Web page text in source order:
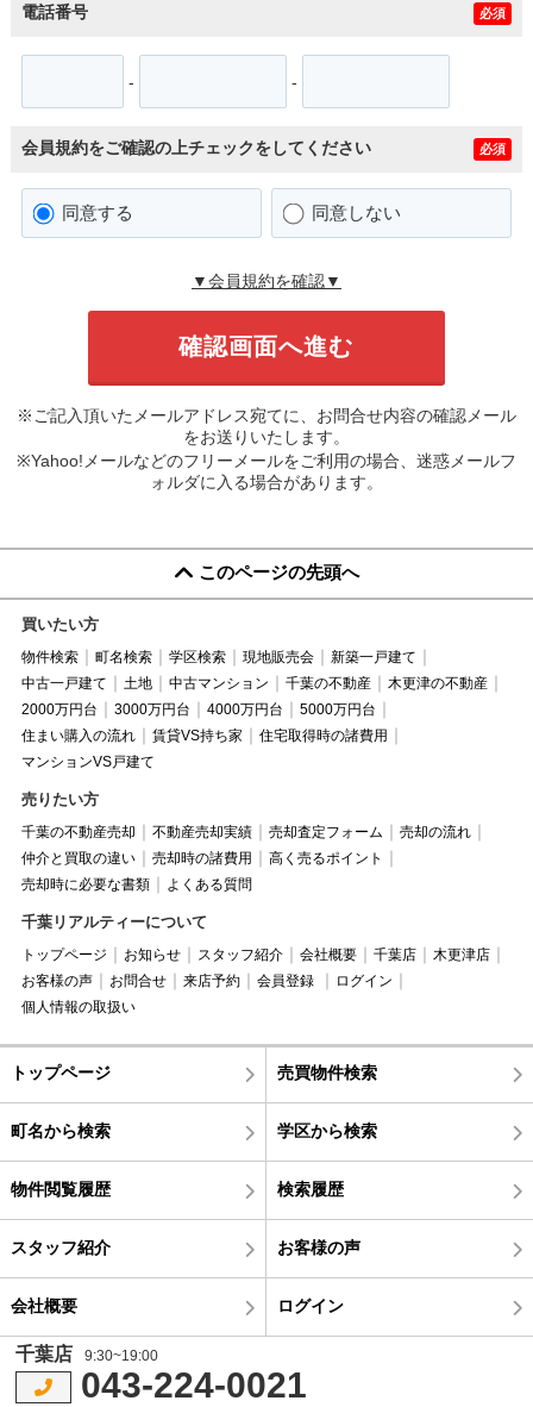
電話番号 必須
- -
会員規約をご確認の上チェックをしてください 必須
同意する 同意しない
▼会員規約を確認▼
※ご記入頂いたメールアドレス宛てに、お問合せ内容の確認メール
をお送りいたします。
※Yahoo!メールなどのフリーメールをご利用の場合、迷惑メールフ
ォルダに入る場合があります。
このページの先頭へ
買いたい方
物件検索 町名検索 学区検索 現地販売会
新築一戸建て
中古一戸建て
土地 中古マンション 千葉の不動産
木更津の不動産
2000万円台
3000万円台 4000万円台
5000万円台
住まい購入の流れ
賃貸VS持ち家
住宅取得時の諸費用
マンションVS戸建て
売りたい方
千葉の不動産売却 不動産売却実績 売却査定フォーム
売却の流れ
仲介と買取の違い
売却時の諸費用
高く売るポイント
売却時に必要な書類
よくある質問
千葉リアルティーについて
トップページ お知らせ スタッフ紹介 会社概要 千葉店
木更津店
お客様の声
お問合せ 来店予約 会員登録
ログイン
個人情報の取扱い
トップページ 売買物件検索
町名から検索 学区から検索
物件閲覧履歴 検索履歴
スタッフ紹介 お客様の声
会社概要 ログイン
千葉店 9:30~19:00
043-224-0021